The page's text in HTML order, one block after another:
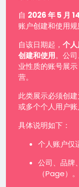
自 2026 年 5 月
账户创建和使用规
自该日期起， 个
创建和使用。公
业性质的账号展
营。
此类展示必须创建
或多个个人用户账
具体说明如下：
个人账户仅
公司、品牌
（Page）。